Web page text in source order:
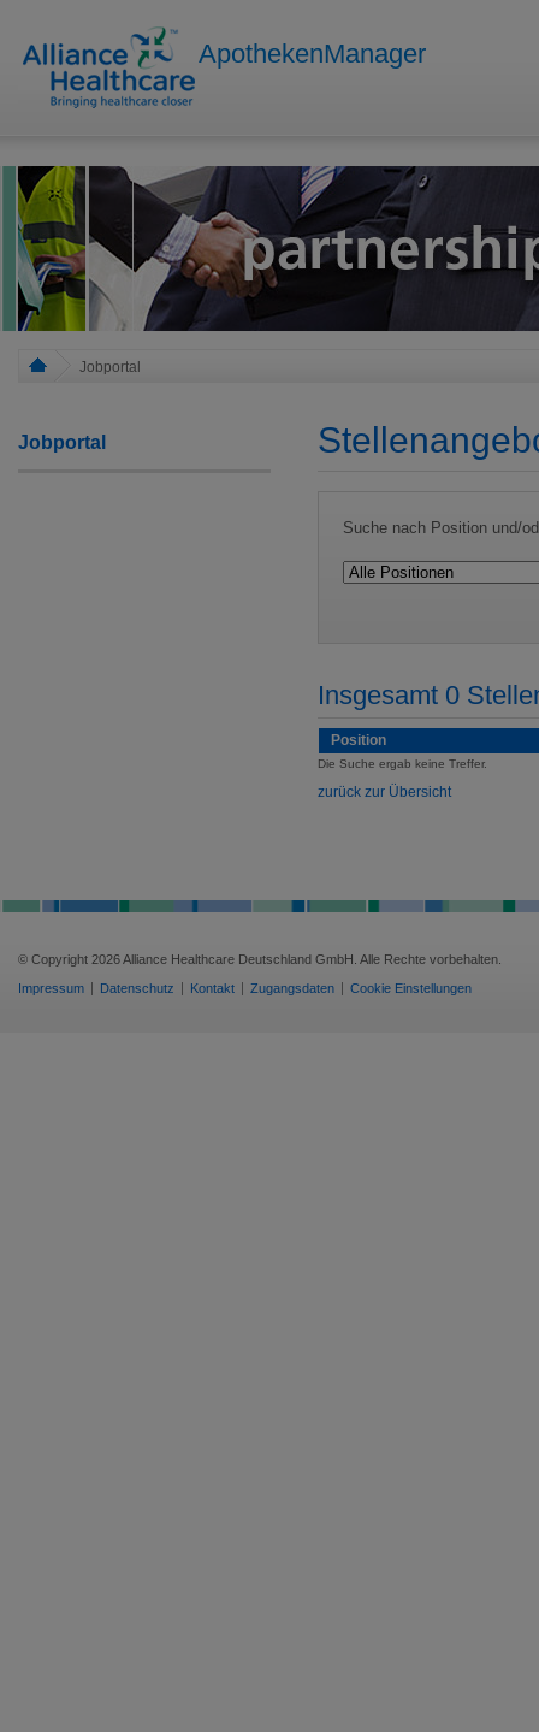
ApothekenManager
Jobportal
Jobportal
Suche nach Position und/
Insgesamt 0
Position
Die Suche ergab keine Treffer.
zurück zur Übersicht
© Copyright 2026 Alliance Healthcare Deutschland GmbH. Alle Rechte vorbehalten.
Impressum
Datenschutz Kontakt Zugangsdaten Cookie Einstellungen